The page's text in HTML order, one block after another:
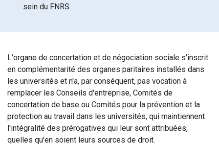
sein du FNRS.
L'organe de concertation et de négociation sociale s'inscrit
en complémentarité des organes paritaires installés dans
les universités et n'a, par conséquent, pas vocation à
remplacer les Conseils d'entreprise, Comités de
concertation de base ou Comités pour la prévention et la
protection au travail dans les universités, qui maintiennent
l'intégralité des prérogatives qui leur sont attribuées,
quelles qu'en soient leurs sources de droit.